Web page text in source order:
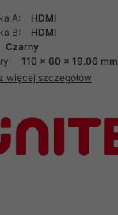
A:
HDMI
B:
HDMI
Czarny
110 x 60 x 19.06 mm
więcej szczegółów